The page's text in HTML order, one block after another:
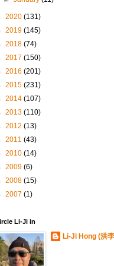
2020 (131)
2019 (145)
2018 (74)
2017 (150)
2016 (201)
2015 (231)
2014 (107)
2013 (110)
2012 (13)
2011 (43)
2010 (14)
2009 (6)
2008 (15)
2007 (1)
Li-Ji in
Li-Ji Hong (洪